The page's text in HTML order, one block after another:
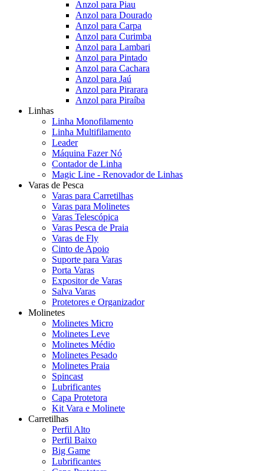
Anzol para Piau
Anzol para Dourado
Anzol para Carpa
Anzol para Curimba
Anzol para Lambari
Anzol para Pintado
Anzol para Cachara
Anzol para Jaú
Anzol para Pirarara
Anzol para Piraíba
Linhas
Linha Monofilamento
Linha Multifilamento
Leader
Máquina Fazer Nó
Contador de Linha
Magic Line - Renovador de Linhas
Varas de Pesca
Varas para Carretilhas
Varas para Molinetes
Varas Telescópica
Varas Pesca de Praia
Varas de Fly
Cinto de Apoio
Suporte para Varas
Porta Varas
Expositor de Varas
Salva Varas
Protetores e Organizador
Molinetes
Molinetes Micro
Molinetes Leve
Molinetes Médio
Molinetes Pesado
Molinetes Praia
Spincast
Lubrificantes
Capa Protetora
Kit Vara e Molinete
Carretilhas
Perfil Alto
Perfil Baixo
Big Game
Lubrificantes